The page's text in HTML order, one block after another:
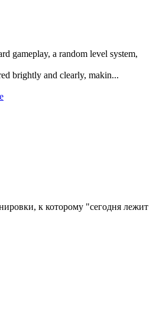
gameplay, a random level system,
brightly and clearly, makin...
к которому "сегодня лежит